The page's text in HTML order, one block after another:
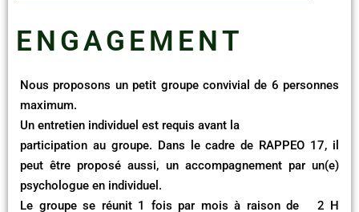
ENGAGEMENT
Nous proposons un petit groupe convivial de 6 personnes
maximum.
Un entretien individuel est requis avant la
participation au groupe. Dans le cadre de RAPPEO 17, il
peut être proposé aussi, un accompagnement par un(e)
psychologue en individuel.
Le groupe se réunit 1 fois par mois à raison de 2 H